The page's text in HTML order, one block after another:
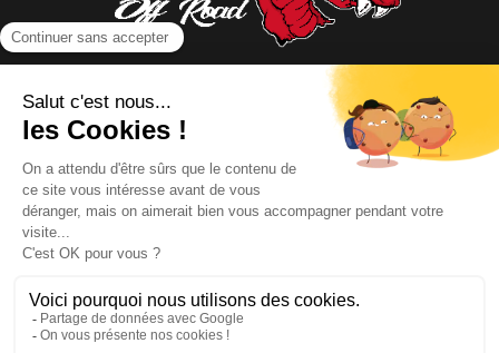
NOUS CONTACTER
INFORMATIONS
NOS PARTENAIRES
HORAIRES D'OUVERTURE